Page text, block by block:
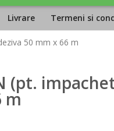
Livrare Termeni si
50 mm x 66 m
(pt.
m